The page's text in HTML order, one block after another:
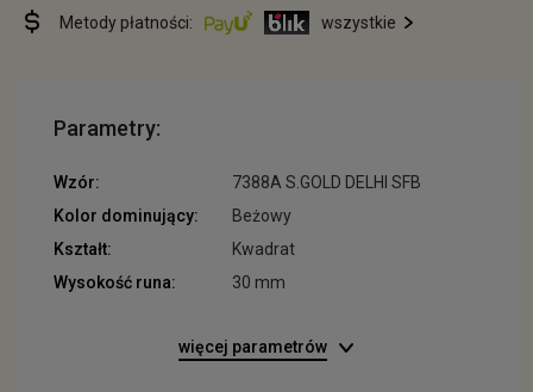
Metody płatności: wszystkie
Parametry:
Wzór:
7388A S.GOLD DELHI SFB
Kolor dominujący:
Beżowy
Kształt:
Kwadrat
Wysokość runa:
30 mm
więcej parametrów